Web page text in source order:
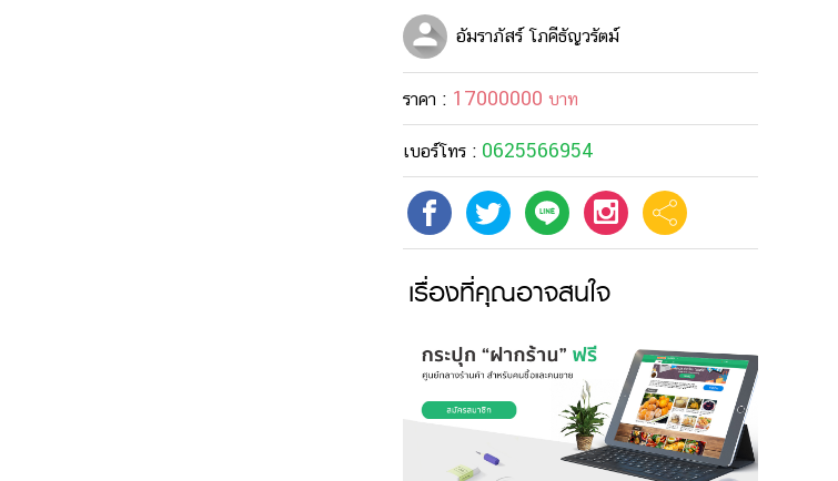
อัมราภัสร์ โภคีธัญวรัตม์
ราคา : 17000000 บาท
เบอร์โทร : 0625566954
เรื่องที่คุณอาจสนใจ